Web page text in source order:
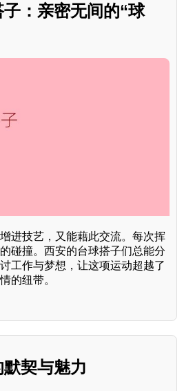
：亲密无间的“球
进技艺，又能藉此交流。每次挥
碰撞。西安的台球搭子们总能分
工作与梦想，让这项运动超越了
的纽带。
契与魅力